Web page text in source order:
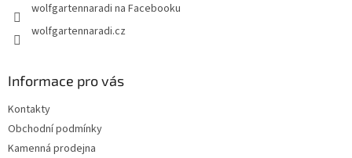
wolfgartennaradi na Facebooku
wolfgartennaradi.cz
Informace pro vás
Kontakty
Obchodní podmínky
Kamenná prodejna